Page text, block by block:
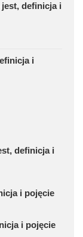
definicja i
i
definicja i
i pojęcie
i pojęcie